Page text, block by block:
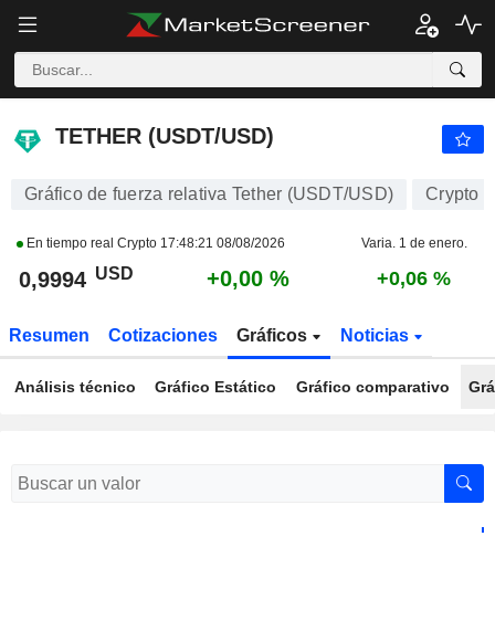
TETHER (USDT/USD)
TETHER (USDT/USD)
Gráfico de fuerza relativa Tether (USDT/USD) Crypto
En tiempo real Crypto 17:48:21 08/08/2026 Varia. 1 de enero.
0,9994 USD +0,00 % +0,06 %
Resumen Cotizaciones Gráficos Noticias
Análisis técnico Gráfico Estático Gráfico comparativo